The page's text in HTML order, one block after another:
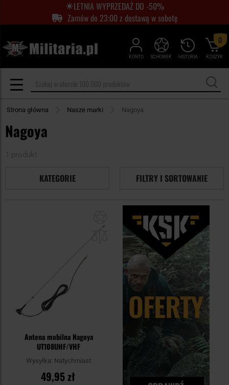
LETNIA WYPRZEDAŻ DO -50%
Zamów do 23:00 z dostawą w sobotę
KONTO HISTORIA
SCHOWEK KOSZYK
0
Strona główna Nasze marki Nagoya
Nagoya
KATEGORIE FILTRY I SORTOWANIE
schowka
Antena mobilna Nagoya
UT108UHF/VHF
Wysyłka: Natychmiast
49,95 zł